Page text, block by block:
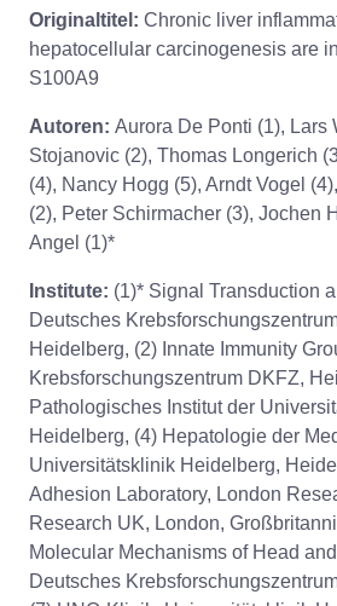
Originaltitel: Chronic liver
hepatocellular carcinogenesis are
S100A9
Autoren: Aurora De Ponti (1), Lars
Stojanovic (2), Thomas Longerich
(4), Nancy Hogg (5), Arndt Vogel
(2), Peter Schirmacher (3), Jochen
Angel (1)*
Institute: (1)* Signal Transduction
Deutsches
Heidelberg, (2) Innate Immunity
Krebsforschungszentrum DKFZ,
Pathologisches Institut der
Heidelberg, (4) Hepatologie der
Universitätsklinik Heidelberg,
Adhesion Laboratory, London
Research UK, London,
Molecular Mechanisms of Head
Deutsches